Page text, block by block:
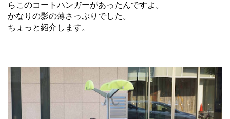
らこのコートハンガーがあったんですよ。
かなりの影の薄さっぷりでした。
ちょっと紹介します。